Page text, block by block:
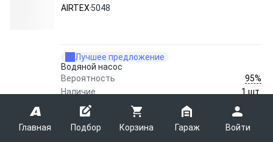
Главная Подбор Корзина Гараж Войти
AIRTEX 5048
Лучшее предложение
Водяной насос
Вероятность
95%
Наличие
1 шт.
Отгрузка
9 - 14 августа
52.60 p.
В корзину